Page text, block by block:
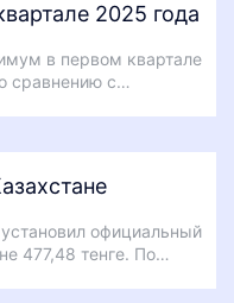
2025 года
в первом квартале
сравнению с…
официальный
477,48 тенге. По…